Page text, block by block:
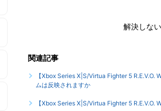
解決しない
関連記事
【Xbox Series X|S/Virtua Fighter 5
ムは反映されますか
【Xbox Series X|S/Virtua Fighter 5 R.E.V.O.